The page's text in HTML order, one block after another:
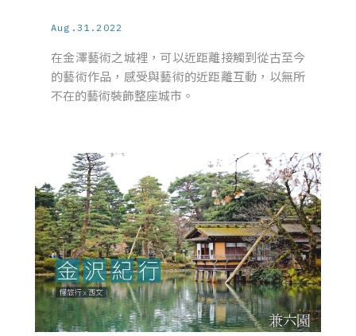
Aug.31.2022
在金澤藝術之城裡，可以近距離接觸到從古至今
的藝術作品，感受與藝術的近距離互動，以無所
不在的藝術裝飾整座城市。